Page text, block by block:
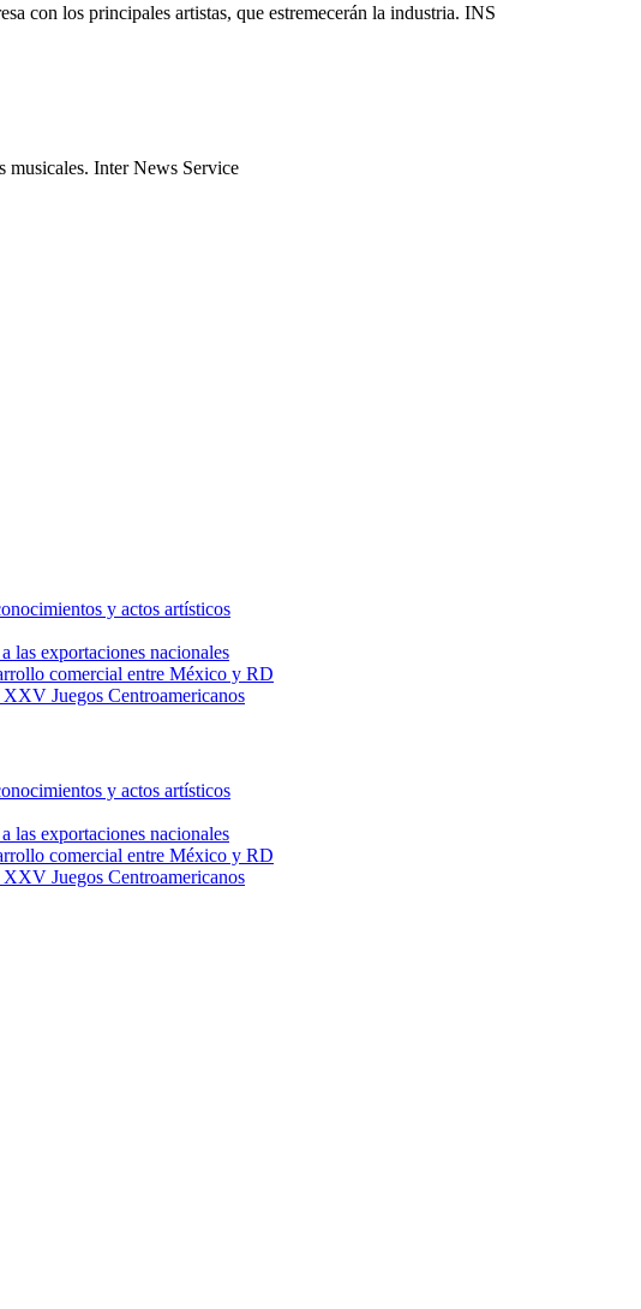
con los principales artistas, que estremecerán la industria. INS
musicales. Inter News Service
y actos artísticos
las exportaciones nacionales
comercial entre México y RD
Juegos Centroamericanos
y actos artísticos
las exportaciones nacionales
comercial entre México y RD
Juegos Centroamericanos